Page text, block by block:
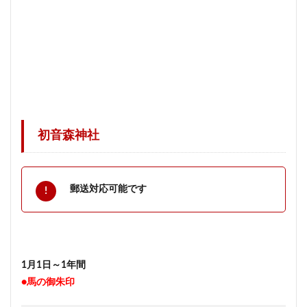
初音森神社
郵送対応可能です
1月1日～1年間
●馬の御朱印